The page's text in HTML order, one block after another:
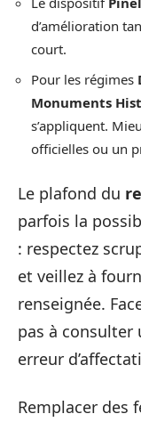
d’amélioration
court.
Pour les régimes
Monuments
s’appliquent.
officielles ou un
Le plafond du
parfois la
: respectez
et veillez à
renseignée.
pas à consulter
erreur
Remplacer des